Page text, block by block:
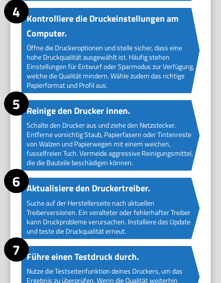
Kontrolliere die Druckeinstellungen am
Computer.
Öffne die Druckeroptionen und stelle sicher, dass eine
hohe Druckqualität ausgewählt ist. Häufig stehen
Einstellungen für Entwurf oder Sparmodus zur Verfügung,
welche die Qualität mindern. Wähle zudem das richtige
Papierformat und Profil aus.
Reinige den Drucker innen.
Schalte den Drucker aus und ziehe den Netzstecker.
Entferne vorsichtig Staub, Papierfasern oder Tintenreste
von Walzen und Papierwegen mit einem weichen,
fusselfreien Tuch. Vermeide aggressive Reinigungsmittel,
die die Bauteile beschädigen können.
Aktualisiere den Druckertreiber.
Suche auf der Herstellerseite nach aktuellen
Treiberversionen. Ein veralteter oder fehlerhafter Treiber
kann Druckprobleme verursachen. Installiere das Update
und teste die Druckqualität erneut.
Führe einen Testdruck durch.
Nutze die Testseitenfunktion deines Druckers, um das
Ergebnis zu überprüfen. Wenn die Qualität weiterhin